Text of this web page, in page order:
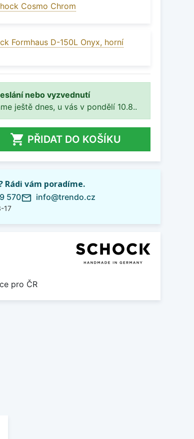
Cosmo Chrom
Formhaus D-150L Onyx, horní
nebo vyzvednutí
ještě dnes, u vás v pondělí 10.8..
 PŘIDAT DO KOŠÍKU
Rádi vám poradíme.
570
17
mail_outline info@trendo.cz
pro ČR